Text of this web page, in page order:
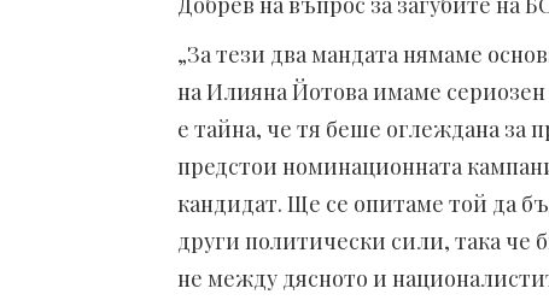
„За тези два мандата нямаме
на Илияна Йотова имаме
е тайна, че тя беше оглеждана за
предстои номинационната
кандидат. Ще се опитаме той да
други политически сили, така че
не между дясното и